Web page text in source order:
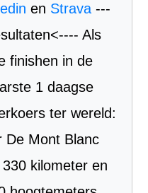
en Strava---
Als
finishen in de
1 daagse
ter wereld:
De Mont Blanc
kilometer en